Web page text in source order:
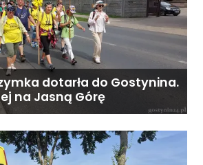
dni. - Stałe wsparcie
koordynatora oraz infolinię 24/7.
Koszt całodobowej opieki z
zamieszkaniem: od 6800 zł
miesięcznie. Ostateczna cena
zależy od zakresu opieki oraz
indywidualnych potrzeb
284 828 Poniedziałek–piątek,
9:00–18:00
dotarła do Gostynina.
na Jasną Górę